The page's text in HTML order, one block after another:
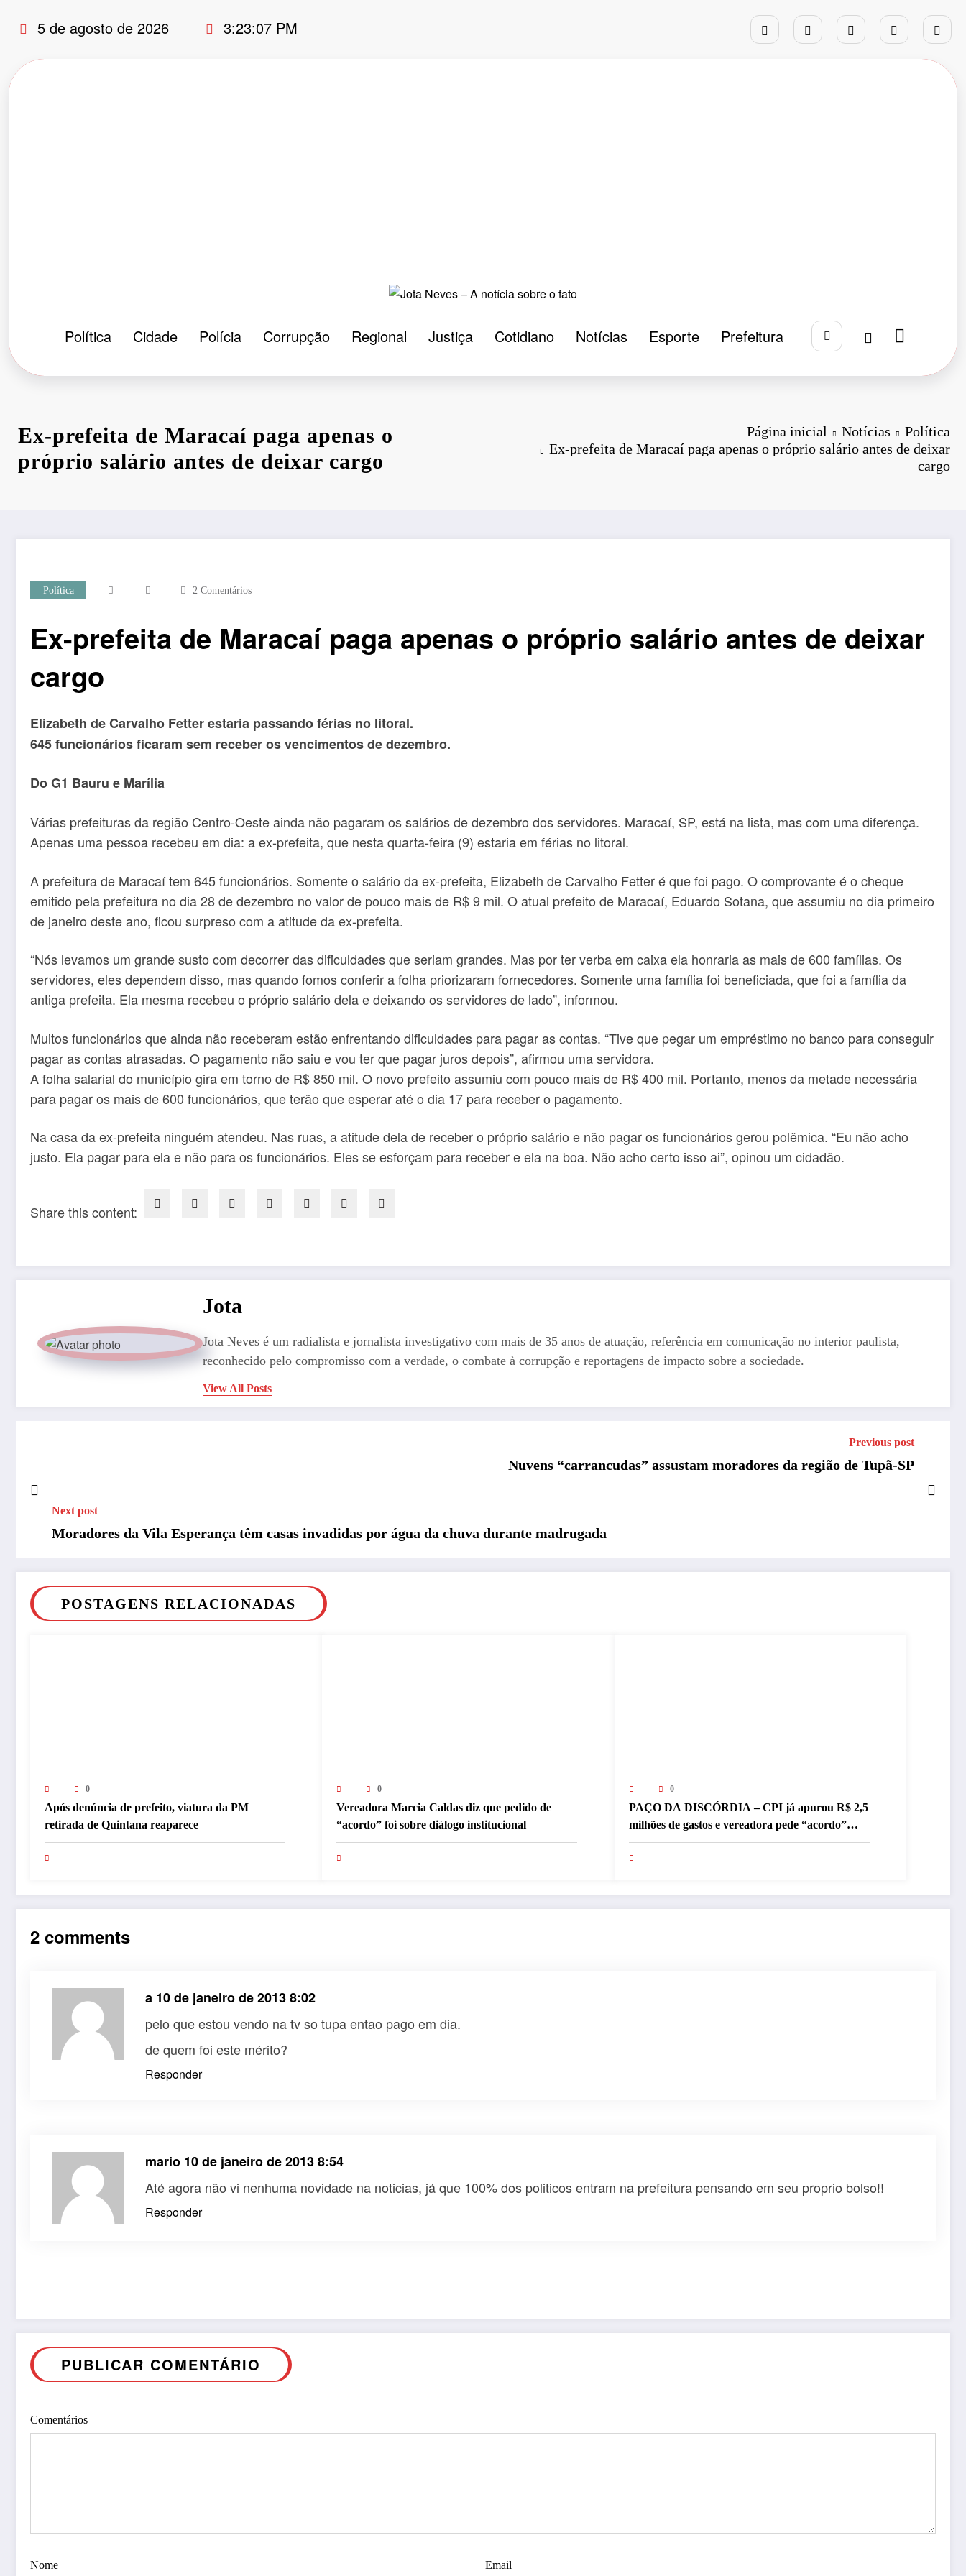
para
conteúdo
5 de agosto de 2026 3:23:08 PM
Política Cidade Polícia Corrupção Regional Justiça Cotidiano Notícias Esporte Prefeitura
Ex-prefeita de Maracaí paga apenas o
próprio salário antes de deixar cargo
Página inicial Notícias
Política
Ex-prefeita de Maracaí paga apenas o próprio salário antes de deixar
cargo
Política 2 Comentários
Ex-prefeita de Maracaí paga apenas o próprio salário antes de deixar
cargo
Elizabeth de Carvalho Fetter estaria passando férias no litoral.
645 funcionários ficaram sem receber os vencimentos de dezembro.
Do G1 Bauru e Marília
Várias prefeituras da região Centro-Oeste ainda não pagaram os salários de dezembro dos servidores. Maracaí, SP, está na lista, mas com uma diferença.
Apenas uma pessoa recebeu em dia: a ex-prefeita, que nesta quarta-feira (9) estaria em férias no litoral.
A prefeitura de Maracaí tem 645 funcionários. Somente o salário da ex-prefeita, Elizabeth de Carvalho Fetter é que foi pago. O comprovante é o cheque
emitido pela prefeitura no dia 28 de dezembro no valor de pouco mais de R$ 9 mil. O atual prefeito de Maracaí, Eduardo Sotana, que assumiu no dia primeiro
de janeiro deste ano, ficou surpreso com a atitude da ex-prefeita.
“Nós levamos um grande susto com decorrer das dificuldades que seriam grandes. Mas por ter verba em caixa ela honraria as mais de 600 famílias. Os
servidores, eles dependem disso, mas quando fomos conferir a folha priorizaram fornecedores. Somente uma família foi beneficiada, que foi a família da
antiga prefeita. Ela mesma recebeu o próprio salário dela e deixando os servidores de lado”, informou.
Muitos funcionários que ainda não receberam estão enfrentando dificuldades para pagar as contas. “Tive que pegar um empréstimo no banco para conseguir
pagar as contas atrasadas. O pagamento não saiu e vou ter que pagar juros depois”, afirmou uma servidora.
A folha salarial do município gira em torno de R$ 850 mil. O novo prefeito assumiu com pouco mais de R$ 400 mil. Portanto, menos da metade necessária
para pagar os mais de 600 funcionários, que terão que esperar até o dia 17 para receber o pagamento.
Na casa da ex-prefeita ninguém atendeu. Nas ruas, a atitude dela de receber o próprio salário e não pagar os funcionários gerou polêmica. “Eu não acho
justo. Ela pagar para ela e não para os funcionários. Eles se esforçam para receber e ela na boa. Não acho certo isso ai”, opinou um cidadão.
Share this content:
Jota
Jota Neves é um radialista e jornalista investigativo com mais de 35 anos de atuação, referência em comunicação no interior paulista,
reconhecido pelo compromisso com a verdade, o combate à corrupção e reportagens de impacto sobre a sociedade.
View All Posts
Previous post
Nuvens “carrancudas” assustam moradores da região de Tupã-SP
Next post
Moradores da Vila Esperança têm casas invadidas por água da chuva durante madrugada
POSTAGENS RELACIONADAS
0
Após denúncia de prefeito, viatura da PM
retirada de Quintana reaparece
0
Vereadora Marcia Caldas diz que pedido de
“acordo” foi sobre diálogo institucional
0
PAÇO DA DISCÓRDIA – CPI já apurou R$ 2,5
milhões de gastos e vereadora pede “acordo”
para aprovar R$ 9,5 milhões
2 comments
a 10 de janeiro de 2013 8:02
pelo que estou vendo na tv so tupa entao pago em dia.
de quem foi este mérito?
Responder
mario 10 de janeiro de 2013 8:54
Até agora não vi nenhuma novidade na noticias, já que 100% dos politicos entram na prefeitura pensando em seu proprio bolso!!
Responder
PUBLICAR COMENTÁRIO
Comentários
Nome Email